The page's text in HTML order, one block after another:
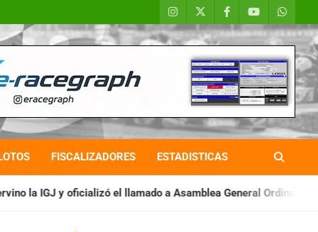
FISCALIZADORES ESTADISTICAS
llamado a Asamblea General Ordinaria IAME SERIES